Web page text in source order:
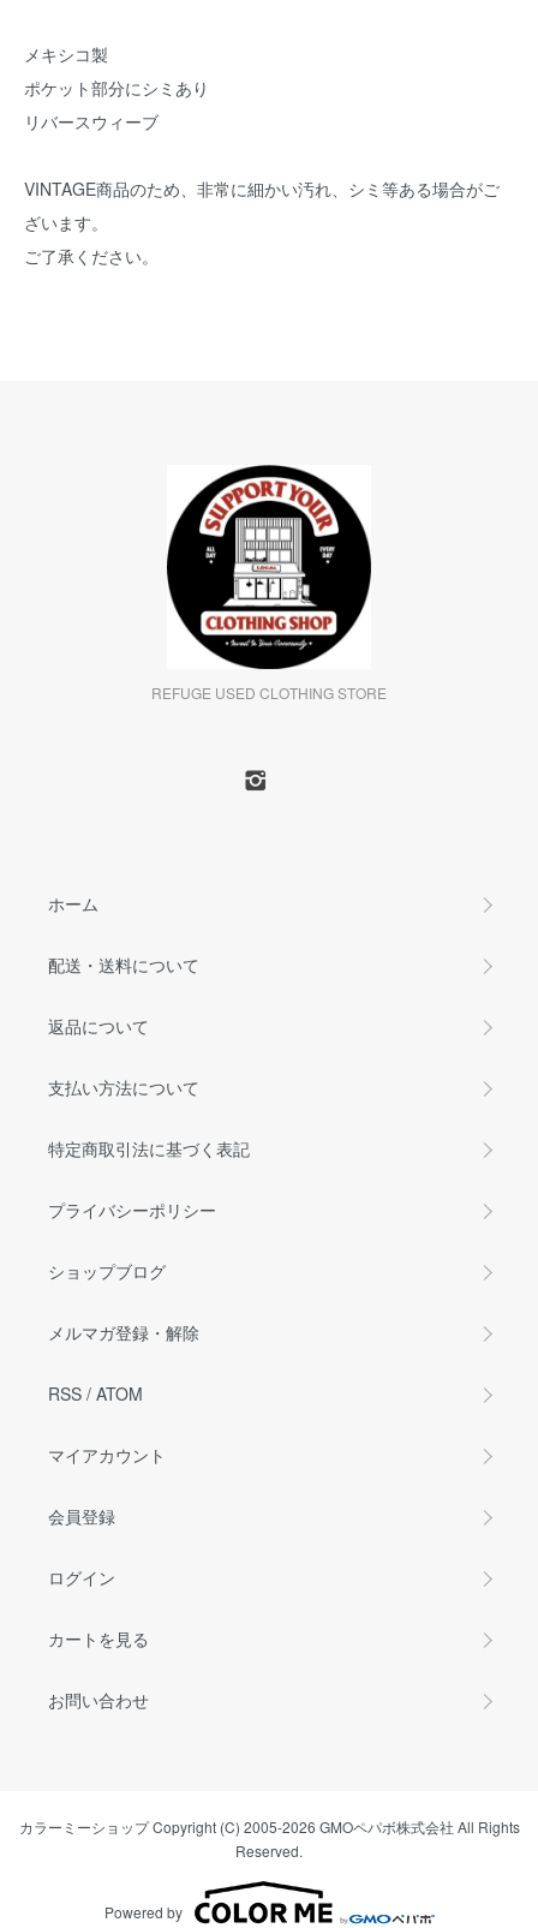
メキシコ製
ポケット部分にシミあり
リバースウィーブ
VINTAGE商品のため、非常に細かい汚れ、シミ等ある場合がご
ざいます。
ご了承ください。
REFUGE USED CLOTHING STORE
ホーム
配送・送料について
返品について
支払い方法について
特定商取引法に基づく表記
プライバシーポリシー
ショップブログ
メルマガ登録・解除
RSS / ATOM
マイアカウント
会員登録
ログイン
カートを見る
お問い合わせ
カラーミーショップCopyright (C) 2005-2026 GMOペパボ株式会社 All Rights
Reserved.
Powered by